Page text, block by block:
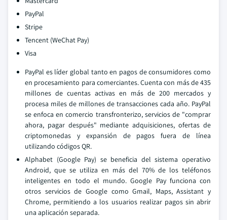
PayPal
Stripe
Tencent (WeChat Pay)
Visa
PayPal es líder global tanto en pagos de consumidores como
en procesamiento para comerciantes. Cuenta con más de 435
millones de cuentas activas en más de 200 mercados y
procesa miles de millones de transacciones cada año. PayPal
se enfoca en comercio transfronterizo, servicios de "comprar
ahora, pagar después" mediante adquisiciones, ofertas de
criptomonedas y expansión de pagos fuera de línea
utilizando códigos QR.
Alphabet (Google Pay) se beneficia del sistema operativo
Android, que se utiliza en más del 70% de los teléfonos
inteligentes en todo el mundo. Google Pay funciona con
otros servicios de Google como Gmail, Maps, Assistant y
Chrome, permitiendo a los usuarios realizar pagos sin abrir
una aplicación separada.